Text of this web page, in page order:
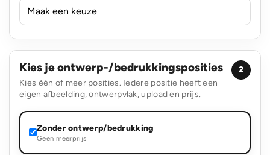
Kies je ontwerp-/bedrukkingsposities
Kies één of meer posities. Iedere positie heeft een
eigen afbeelding, ontwerpvlak, upload en prijs.
2
Zonder ontwerp/bedrukking
Geen meerprijs